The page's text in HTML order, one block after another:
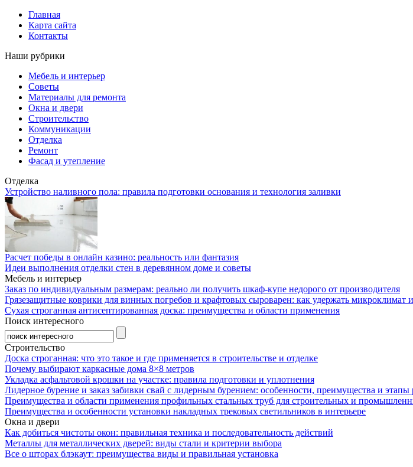
Главная
Карта сайта
Контакты
Наши рубрики
Мебель и интерьер
Советы
Материалы для ремонта
Окна и двери
Строительство
Коммуникации
Отделка
Ремонт
Фасад и утепление
Отделка
Устройство наливного пола: правила подготовки основания и технология заливки
Расчет победы в онлайн казино: реальность или фантазия
Идеи выполнения отделки стен в деревянном доме и советы
Мебель и интерьер
Заказ по индивидуальным размерам: реально ли получить шкаф-купе недорого от производителя
Грязезащитные коврики для винных погребов и крафтовых сыроварен: как удержать микроклимат
Сухая строганная антисептированная доска: преимущества и области применения
Поиск интересного
Строительство
Доска строганная: что это такое и где применяется в строительстве и отделке
Почему выбирают каркасные дома 8×8 метров
Укладка асфальтовой крошки на участке: правила подготовки и уплотнения
Лидерное бурение и заказ забивки свай с лидерным бурением: особенности, преимущества и этапы
Преимущества и области применения профильных стальных труб для строительных и
Преимущества и особенности установки накладных трековых светильников в интерьере
Окна и двери
Как добиться чистоты окон: правильная техника и последовательность действий
Металлы для металлических дверей: виды стали и критерии выбора
Все о шторах блэкаут: преимущества виды и правильная установка